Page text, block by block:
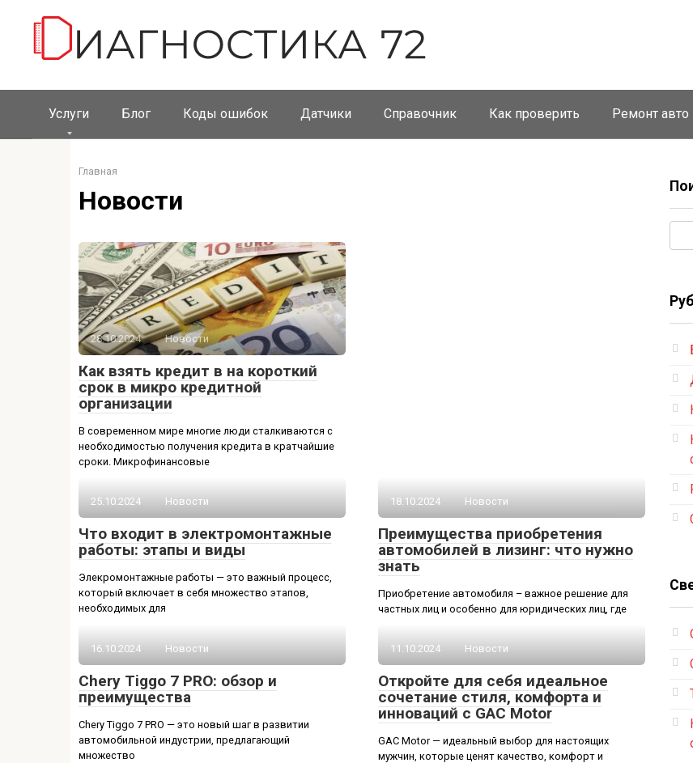
контенту
Услуги Блог Коды ошибок Датчики Справочник Как проверить Ремонт авто
Главная
Новости
28.10.2024 Новости
Как взять кредит в на короткий
срок в микро кредитной
организации
В современном мире многие люди сталкиваются с
необходимостью получения кредита в кратчайшие
сроки. Микрофинансовые
25.10.2024 Новости
Что входит в электромонтажные
работы: этапы и виды
Элекромонтажные работы — это важный процесс,
который включает в себя множество этапов,
необходимых для
18.10.2024 Новости
Преимущества приобретения
автомобилей в лизинг: что нужно
знать
Приобретение автомобиля – важное решение для
частных лиц и особенно для юридических лиц, где
16.10.2024 Новости
Chery Tiggo 7 PRO: обзор и
преимущества
Chery Tiggo 7 PRO — это новый шаг в развитии
автомобильной индустрии, предлагающий
множество
11.10.2024 Новости
Откройте для себя идеальное
сочетание стиля, комфорта и
инноваций с GAC Motor
GAC Motor — идеальный выбор для настоящих
мужчин, которые ценят качество, комфорт и